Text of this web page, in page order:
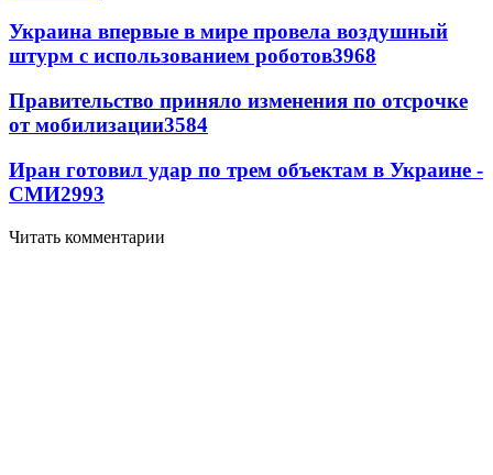
Украина впервые в мире провела воздушный
штурм с использованием роботов3968
Правительство приняло изменения по отсрочке
от мобилизации3584
Иран готовил удар по трем объектам в Украине -
СМИ2993
Читать комментарии